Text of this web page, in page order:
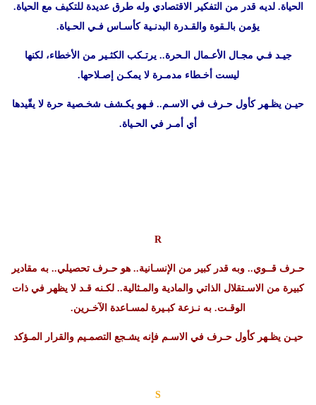
الحياة. لديه قدر من التفكير الاقتصادي وله طرق عديدة للتكيف مع الحياة.
يؤمن بالـقوة والقـدرة البدنـية كأسـاس فـي الحـياة.
جيـد فـي مجـال الأعـمال الـحرة.. يرتـكب الكثـير من الأخطاء، لكنها
ليست أخـطاء مدمـرة لا يمكـن إصـلاحها.
حيـن يظـهر كأول حـرف في الاسـم.. فـهو يكـشف شخـصية حرة لا يقّيدها
أي أمـر في الحـياة.
R
حـرف قــوي.. وبه قدر كبير من الإنسـانية.. هو حـرف تحصيلي.. به مقادير
كبيرة من الاسـتقلال الذاتي والمادية والمـثالية.. لكـنه قـد لا يظهر في ذات
الوقـت. به نـزعة كبـيرة لمسـاعدة الآخـرين.
حيـن يظـهر كأول حـرف في الاسـم فإنه يشـجع التصمـيم والقرار المـؤكد
S